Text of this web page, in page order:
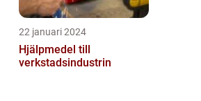
22 januari 2024
Hjälpmedel till
verkstadsindustrin